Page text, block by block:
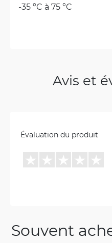
-35 °C à 75 °C
Avis et
Évaluation du produit
Souvent